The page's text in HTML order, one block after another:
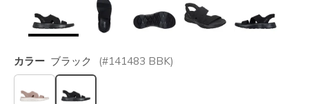
カラー ブラック (#141483 BBK)